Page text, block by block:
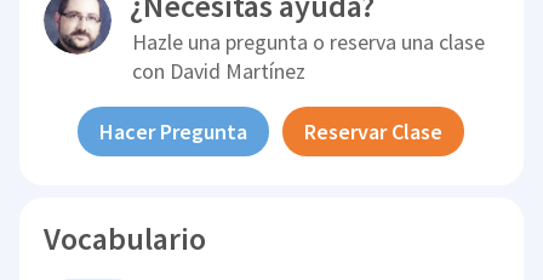
Hazle una pregunta o reserva una clase
con David Martínez
Hacer Pregunta Reservar Clase
Vocabulario